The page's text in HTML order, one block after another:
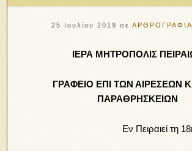
25 Ιουλίου 2019 σε ΑΡΘΡΟΓΡΑΦΙΑ
ΙΕΡΑ ΜΗΤΡΟΠΟΛΙΣ
ΓΡΑΦΕΙΟ ΕΠΙ ΤΩΝ ΑΙΡΕΣΕΩΝ
ΠΑΡΑΘΡΗΣΚΕΙΩΝ
Εν Πειραιεί τη